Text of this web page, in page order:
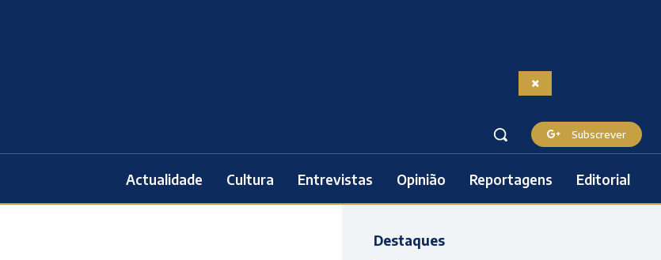
Subscrever
Actualidade Cultura Entrevistas Opinião Reportagens Editorial
Destaques